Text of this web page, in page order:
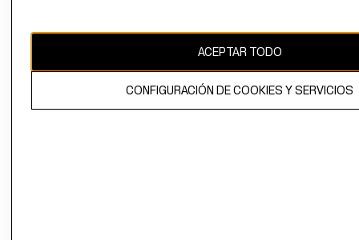
El contenido de esta página web está protegido por copyright y es
ACEPTAR TODO
CONFIGURACIÓN DE COOKIES Y SERVICIOS